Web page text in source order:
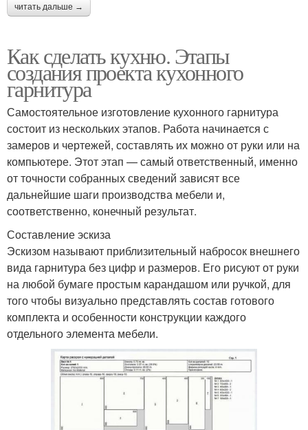
читать дальше →
Как сделать кухню. Этапы
создания проекта кухонного
гарнитура
Самостоятельное изготовление кухонного гарнитура
состоит из нескольких этапов. Работа начинается с
замеров и чертежей, составлять их можно от руки или на
компьютере. Этот этап — самый ответственный, именно
от точности собранных сведений зависят все
дальнейшие шаги производства мебели и,
соответственно, конечный результат.
Составление эскиза
Эскизом называют приблизительный набросок внешнего
вида гарнитура без цифр и размеров. Его рисуют от руки
на любой бумаге простым карандашом или ручкой, для
того чтобы визуально представлять состав готового
комплекта и особенности конструкции каждого
отдельного элемента мебели.